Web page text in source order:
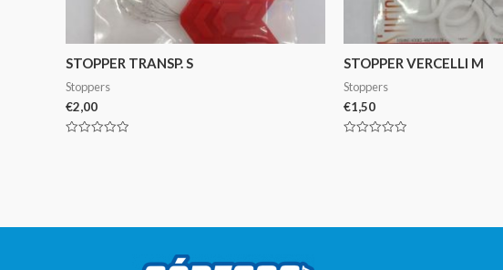
STOPPER TRANSP. S
Stoppers
€2,00
STOPPER VERCELLI M
Stoppers
€1,50